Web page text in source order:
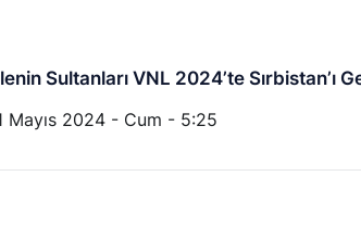
Sultanları VNL 2024’te Sırbistan’ı
Mayıs 2024 - Cum - 5:25